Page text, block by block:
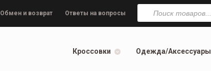
Обмен и возврат Ответы на вопросы
Поиск
товаров
Кроссовки Одежда/Аксессуары